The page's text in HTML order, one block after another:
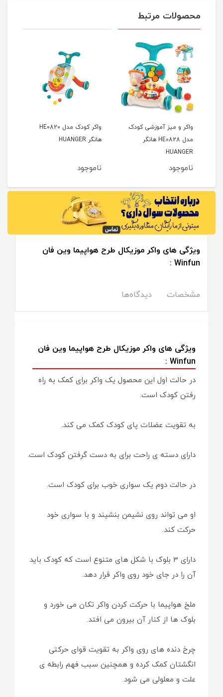
محصولات مرتبط
واکر و میز آموزشی کودک
مدل HE0828 هانگر
HUANGER
ناموجود
واکر کودک مدل HE0820
هانگر HUANGER
ناموجود
ویژگی های واکر موزیکال طرح هواپیما وین فان
Winfun :
مشخصات دیدگاه‌ها
ویژگی های واکر موزیکال طرح هواپیما وین فان
Winfun :
در حالت اول این محصول یک واکر برای کمک به راه
رفتن کودک است.
به تقویت عضلات پای کودک کمک می کند.
دارای دسته ی راحت برای به دست گرفتن کودک است.
در حالت دوم یک سواری خوب برای کودک است.
او می تواند روی نشیمن بنشیند و با سواری خود
حرکت کند.
دارای 3 بلوک با شکل های متنوع است که کودک باید
آن را در جای خود روی واکر قرار دهد.
ملخ هواپیما با حرکت کردن واکر تکان می خورد و
بلوک ها از کنار آن بیرون می افتد.
چرخ دنده های روی واکر به تقویت قوای حرکتی
انگشتان کمک کرده و همچنین سبب فهم رابطه ی
علت و معلولی می شود.